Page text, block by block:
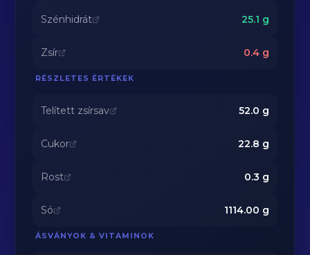
Szénhidrát 25.1 g
Zsír 0.4g
RÉSZLETES ÉRTÉKEK
Telített zsírsav 52.0 g
Cukor 22.8 g
Rost 0.3 g
Só 1114.00 g
ÁSVÁNYOK & VITAMINOK